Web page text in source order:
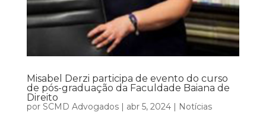
Misabel Derzi participa de evento do curso
de pós-graduação da Faculdade Baiana de
Direito
por SCMD Advogados| abr 5, 2024| Notícias